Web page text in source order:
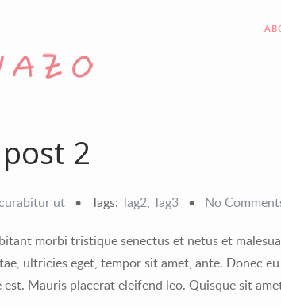
2
ut• Tags: Tag2, Tag3• No
morbi tristique senectus et netus et
ultricies eget, tempor sit amet, ante. Donec
Mauris placerat eleifend leo. Quisque sit